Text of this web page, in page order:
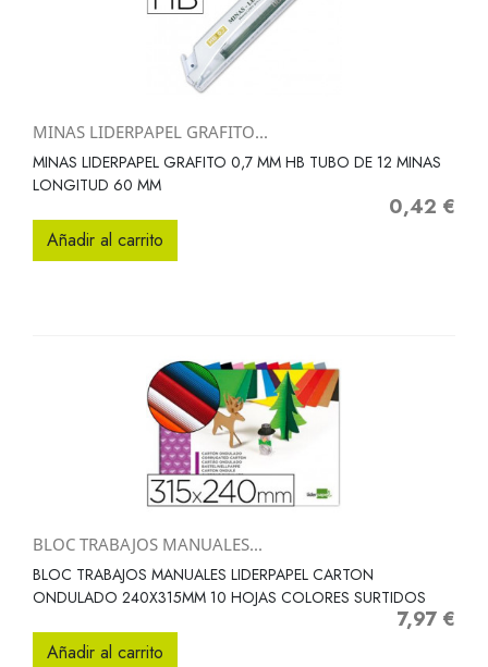
MINAS LIDERPAPEL GRAFITO...
MINAS LIDERPAPEL GRAFITO 0,7 MM HB TUBO DE 12 MINAS
LONGITUD 60 MM
Precio
0,42 €
Añadir al carrito
BLOC TRABAJOS MANUALES...
BLOC TRABAJOS MANUALES LIDERPAPEL CARTON
ONDULADO 240X315MM 10 HOJAS COLORES SURTIDOS
Precio
7,97 €
Añadir al carrito